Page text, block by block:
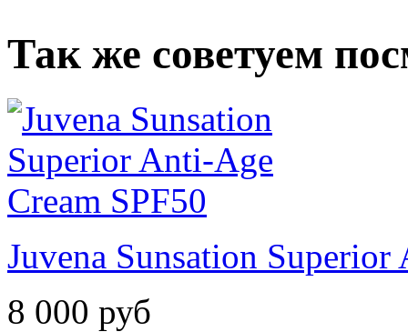
Так же советуем
Juvena Sunsation
8 000 руб